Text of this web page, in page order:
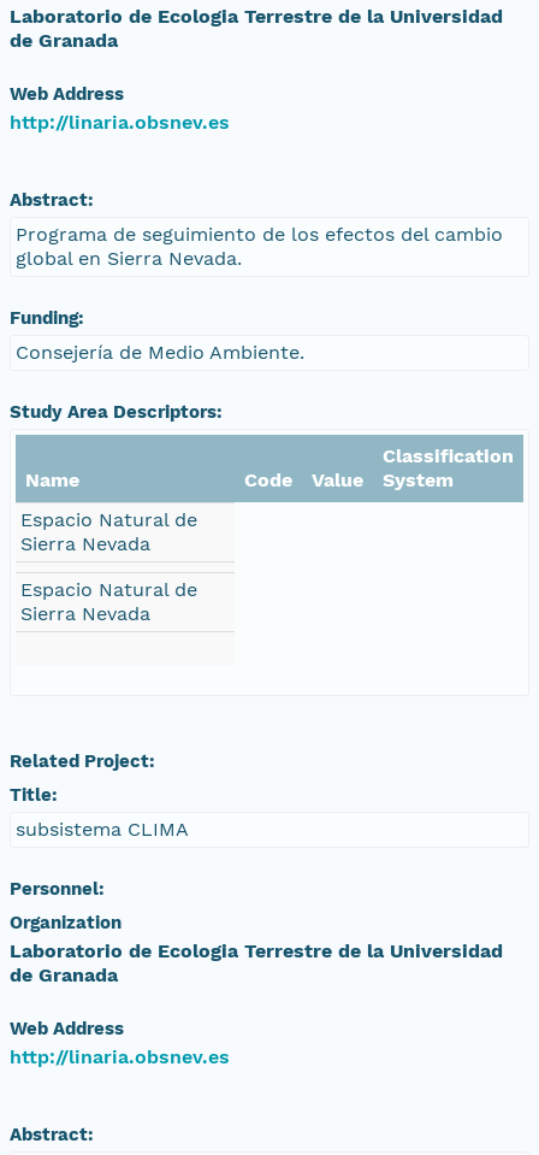
Laboratorio de Ecologia Terrestre de la Universidad
de Granada
Web Address
http://linaria.obsnev.es
Abstract:
Programa de seguimiento de los efectos del cambio
global en Sierra Nevada.
Funding:
Consejería de Medio Ambiente.
Study Area Descriptors:
Name Code Value
Classification
System
Espacio Natural de
Sierra Nevada
Espacio Natural de
Sierra Nevada
Related Project:
Title:
subsistema CLIMA
Personnel:
Organization
Laboratorio de Ecologia Terrestre de la Universidad
de Granada
Web Address
http://linaria.obsnev.es
Abstract: